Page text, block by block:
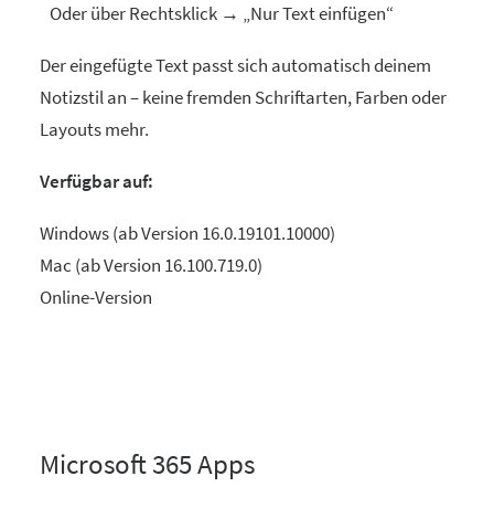
Oder über Rechtsklick → „Nur Text einfügen“
Der eingefügte Text passt sich automatisch deinem
Notizstil an – keine fremden Schriftarten, Farben oder
Layouts mehr.
Verfügbar auf:
Windows (ab Version 16.0.19101.10000)
Mac (ab Version 16.100.719.0)
Online-Version
Microsoft 365 Apps